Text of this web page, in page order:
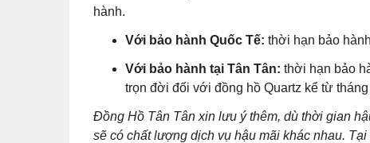
hành.
Với bảo hành Quốc Tế: thời hạn bảo
Với bảo hành tại Tân Tân: thời hạn bảo
trọn đời đối với đồng hồ Quartz kể từ
Đồng Hồ Tân Tân xin lưu ý thêm, dù thời gian
sẽ có chất lượng dịch vụ hậu mãi khác nhau.